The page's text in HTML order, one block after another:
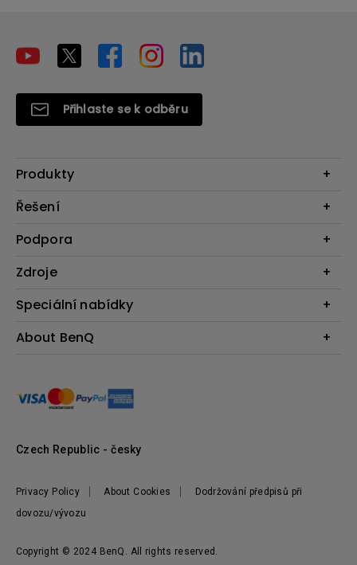
Přihlaste se k odběru
Produkty
Projektory
Osvětlení
Reproduktory
Řešení
Business
Výuka
Podpora
Konkatujte nás
BenQ Shop FAQ
Podmínky vrácení zboží
Zdroje
Projekční kalkulátor
Produktové Recenze
Tiskové zprávy
Speciální nabídky
Webináře
About BenQ
Vedení
Udržitelnost
Copyright © 2024 BenQ. All rights reserved.
Privacy Policy About Cookies
Dodržování předpisů při
dovozu/vývozu
Czech Republic - česky